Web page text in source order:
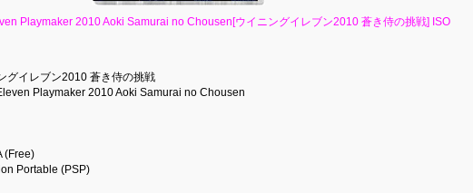
Playmaker 2010 Aoki Samurai no Chousen[ウイニングイレブン2010 蒼き侍の挑戦] ISO
グイレブン2010 蒼き侍の挑戦
Playmaker 2010 Aoki Samurai no Chousen
(Free)
Portable (PSP)